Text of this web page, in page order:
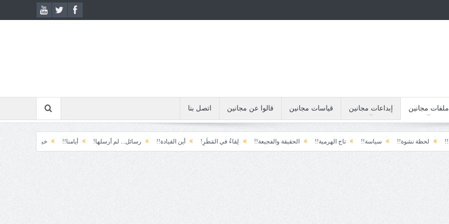
ملفات مجانين إبداعات مجانين قياسات مجانين قالوا عن مجانين اتصل بنا
سياسة!! تاج الهرمية!! الحقيقة والفجيعة!! لِقاءُ في المَطَرِ! أين القيادة!! رسائل... لم أرسلها! أيامنا!! خيبة الأمل.... الأولى! خذ